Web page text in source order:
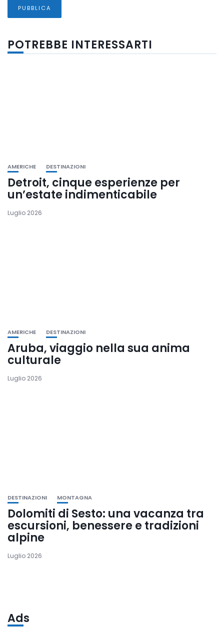
POTREBBE INTERESSARTI
AMERICHE DESTINAZIONI
Detroit, cinque esperienze per
un’estate indimenticabile
Luglio 2026
AMERICHE DESTINAZIONI
Aruba, viaggio nella sua anima
culturale
Luglio 2026
DESTINAZIONI MONTAGNA
Dolomiti di Sesto: una vacanza tra
escursioni, benessere e tradizioni
alpine
Luglio 2026
Ads